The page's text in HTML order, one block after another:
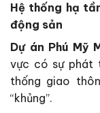
Hệ thống hạ
động sản
Dự án Phú Mỹ
vực có sự phát
thống giao
“khủng”.